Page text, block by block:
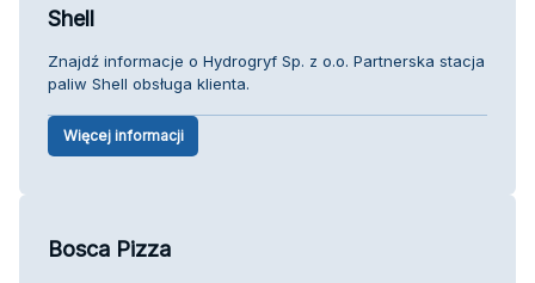
Shell
Znajdź informacje o Hydrogryf Sp. z o.o. Partnerska stacja
paliw Shell obsługa klienta.
Więcej informacji
Bosca Pizza